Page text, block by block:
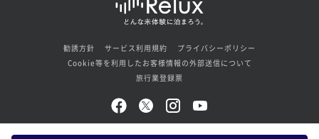
勧誘方針 サービス利用規約
プライバシーポリシー
Cookie等を利用したお客様情報の外部送信について
旅行業登録票